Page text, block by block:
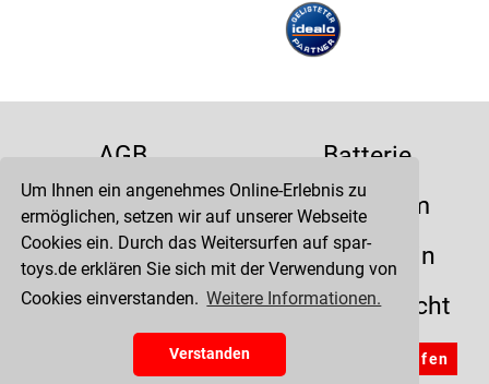
Um Ihnen ein angenehmes Online-Erlebnis zu
ermöglichen, setzen wir auf unserer Webseite
Cookies ein. Durch das Weitersurfen auf spar-
toys.de erklären Sie sich mit der Verwendung von
Cookies einverstanden. Weitere Informationen.
Verstanden
AGB
Batterie
Datenschutz
Impressum
Kontakt
Liefertermin
Versandkosten
Widerrufsrecht